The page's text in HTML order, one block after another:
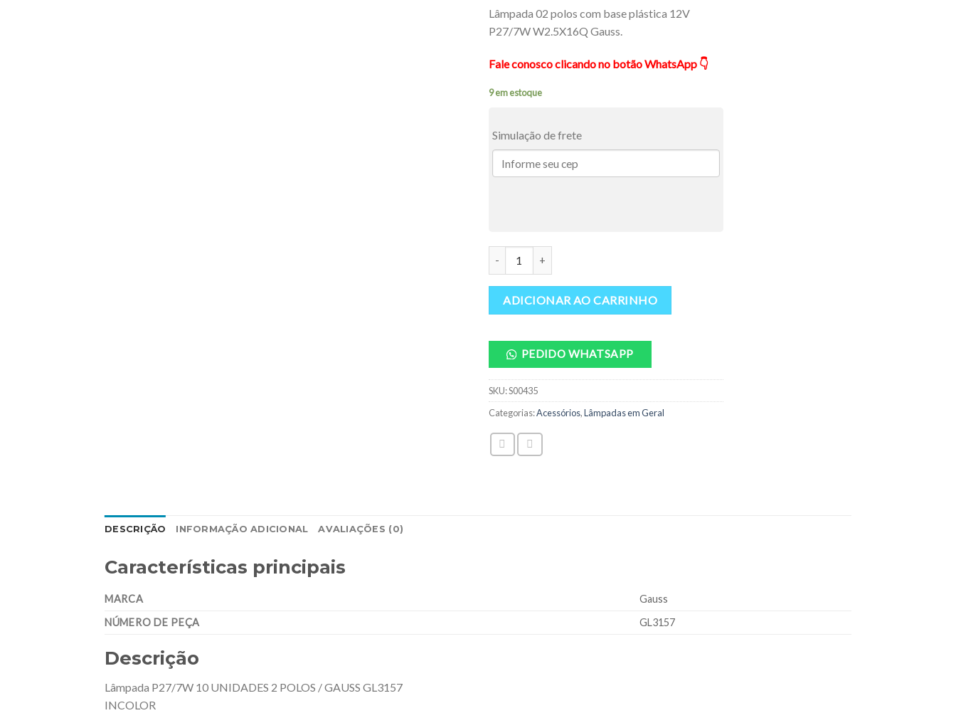
Lâmpada 02 polos com base plástica 12V
P27/7W W2.5X16Q Gauss.
Fale conosco clicando no botão WhatsApp 👇
9 em estoque
Simulação de frete
ADICIONAR AO CARRINHO
PEDIDO WHATSAPP
SKU:S00435
Categorias:Acessórios,Lâmpadas em Geral
DESCRIÇÃO INFORMAÇÃO ADICIONAL AVALIAÇÕES (0)
Características principais
MARCA
Gauss
NÚMERO DE PEÇA
GL3157
Descrição
Lâmpada P27/7W 10 UNIDADES 2 POLOS / GAUSS GL3157
INCOLOR